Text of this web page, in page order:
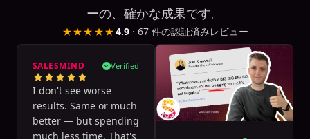
ーの、確かな成果です。
★★★★★4.9· 67 件の認証済みレビュー
SALESMIND Verified
I don't see worse
results. Same or much
better — but spending
much less time. That's